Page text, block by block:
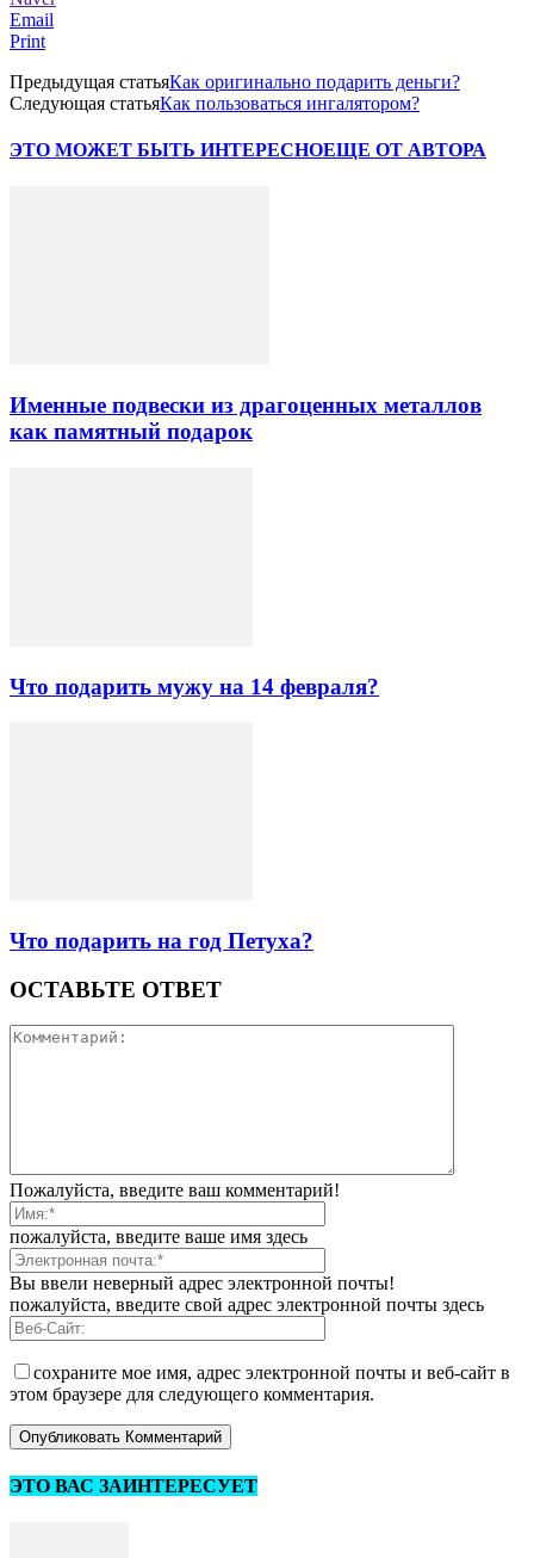
Email
Print
Предыдущая статьяКак оригинально подарить деньги?
Следующая статьяКак пользоваться ингалятором?
ЭТО МОЖЕТ БЫТЬ ИНТЕРЕСНОЕЩЕ ОТ АВТОРА
Именные подвески из драгоценных металлов
как памятный подарок
Что подарить мужу на 14 февраля?
Что подарить на год Петуха?
ОСТАВЬТЕ ОТВЕТ
Пожалуйста, введите ваш комментарий!
пожалуйста, введите ваше имя здесь
Вы ввели неверный адрес электронной почты!
пожалуйста, введите свой адрес электронной почты здесь
сохраните мое имя, адрес электронной почты и веб-сайт в
этом браузере для следующего комментария.
ЭТО ВАС ЗАИНТЕРЕСУЕТ